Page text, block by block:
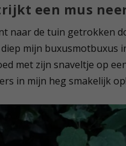
een mus
naar de tuin getrokken
mijn
met zijn snaveltje op
in mijn heg smakelijk